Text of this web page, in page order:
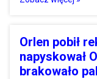
Orlen pobił
napyskował
brakowało